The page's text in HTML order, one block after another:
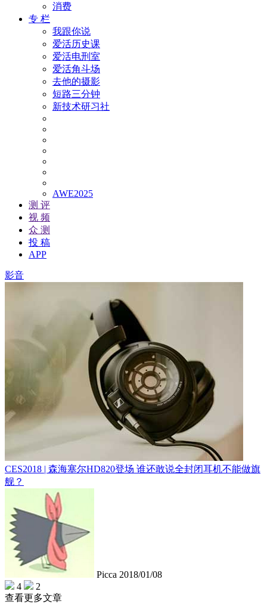
消费
专 栏
我跟你说
爱活历史课
爱活电刑室
爱活角斗场
去他的摄影
短路三分钟
新技术研习社
AWE2025
测 评
视 频
众 测
投 稿
APP
影音
CES2018 | 森海塞尔HD820登场 谁还敢说全封闭耳机不能做旗
舰？
Picca 2018/01/08
4
2
查看更多文章